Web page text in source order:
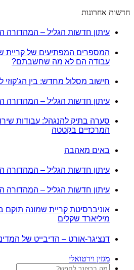
חדשות אחרונות
עיתון חדשות הגליל – המהדורה
עבודה הם לא מה שחשבתם?
חישוב מסלול מחדש: בין הג'קוזי
עיתון חדשות הגליל – המהדורה
סערה בתיק להנגהל: עבודות
המרכזיים בקטטה
באים מאהבה
עיתון חדשות הגליל – המהדורה
עיתון חדשות הגליל – המהדורה
אוניברסיטת קריית שמונה
מיליארד שקלים
דנציגר-אורט – הדיבייט של
מגזין וירטואלי